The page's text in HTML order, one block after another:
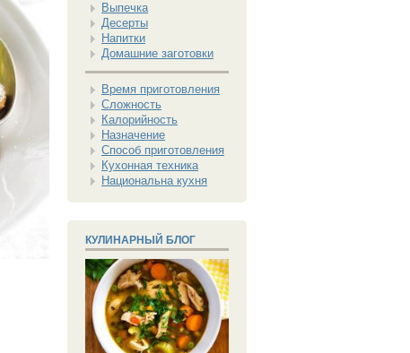
Выпечка
Десерты
Напитки
Домашние заготовки
Время приготовления
Сложность
Калорийность
Назначение
Способ приготовления
Кухонная техника
Национальна кухня
КУЛИНАРНЫЙ БЛОГ